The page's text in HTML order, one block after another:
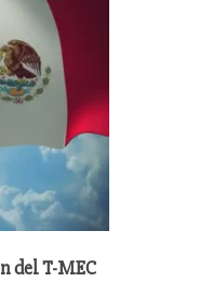
del T-MEC